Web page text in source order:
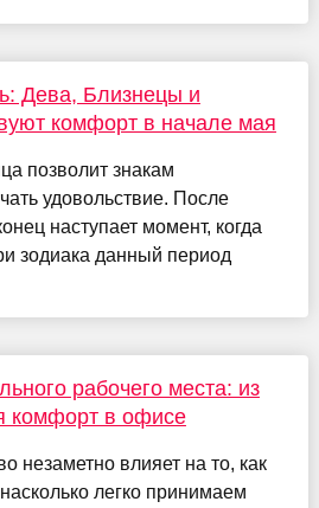
Дева, Близнецы и
комфорт в начале мая
позволит знакам
удовольствие. После
наступает момент, когда
зодиака данный период
рабочего места: из
комфорт в офисе
незаметно влияет на то, как
легко принимаем